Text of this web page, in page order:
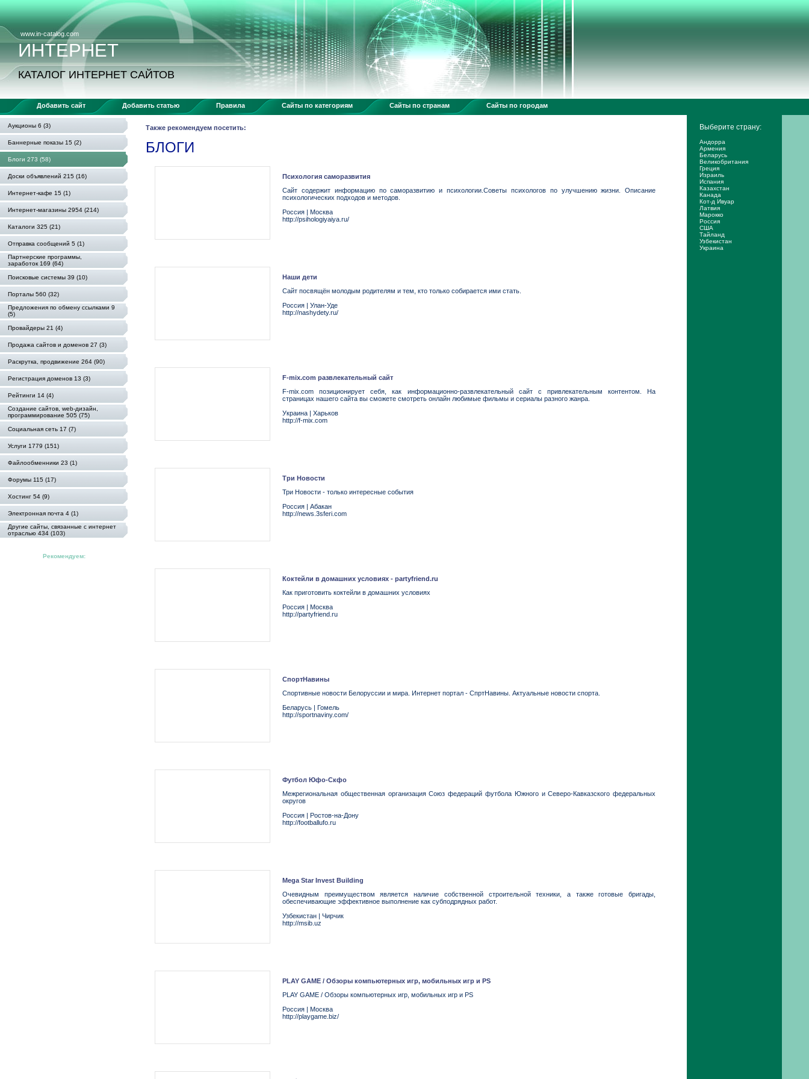
www.in-catalog.com
ИНТЕРНЕТ
КАТАЛОГ ИНТЕРНЕТ САЙТОВ
Добавить сайт Добавить статью Правила Сайты по категориям Сайты по странам Сайты по городам
Аукционы 6 (3)
Баннерные показы 15 (2)
Блоги 273 (58)
Доски объявлений 215 (16)
Интернет-кафе 15 (1)
Интернет-магазины 2954 (214)
Каталоги 325 (21)
Отправка сообщений 5 (1)
Партнерские программы,
заработок 169 (64)
Поисковые системы 39 (10)
Порталы 560 (32)
Предложения по обмену ссылками 9
(5)
Провайдеры 21 (4)
Продажа сайтов и доменов 27 (3)
Раскрутка, продвижение 264 (90)
Регистрация доменов 13 (3)
Рейтинги 14 (4)
Создание сайтов, web-дизайн,
программирование 505 (75)
Социальная сеть 17 (7)
Услуги 1779 (151)
Файлообменники 23 (1)
Форумы 115 (17)
Хостинг 54 (9)
Электронная почта 4 (1)
Другие сайты, связанные с интернет
отраслью 434 (103)
Рекомендуем:
Также рекомендуем посетить:
БЛОГИ
Психология саморазвития
Сайт содержит информацию по саморазвитию и психологии.Советы психологов по улучшению жизни. Описание
психологических подходов и методов.
Россия | Москва
http://psihologiyaiya.ru/
Наши дети
Сайт посвящён молодым родителям и тем, кто только собирается ими стать.
Россия | Улан-Уде
http://nashydety.ru/
F-mix.com развлекательный сайт
F-mix.com позиционирует себя, как информационно-развлекательный сайт с привлекательным контентом. На
страницах нашего сайта вы сможете смотреть онлайн любимые фильмы и сериалы разного жанра.
Украина | Харьков
http://f-mix.com
Три Новости
Три Новости - только интересные события
Россия | Абакан
http://news.3sferi.com
Коктейли в домашних условиях - partyfriend.ru
Как приготовить коктейли в домашних условиях
Россия | Москва
http://partyfriend.ru
СпортНавины
Спортивные новости Белоруссии и мира. Интернет портал - СпртНавины. Актуальные новости спорта.
Беларусь | Гомель
http://sportnaviny.com/
Футбол Юфо-Скфо
Межрегиональная общественная организация Союз федераций футбола Южного и Северо-Кавказского федеральных
округов
Россия | Ростов-на-Дону
http://footballufo.ru
Mega Star Invest Building
Очевидным преимуществом является наличие собственной строительной техники, а также готовые бригады,
обеспечивающие эффективное выполнение как субподрядных работ.
Узбекистан | Чирчик
http://msib.uz
PLAY GAME / Обзоры компьютерных игр, мобильных игр и PS
PLAY GAME / Обзоры компьютерных игр, мобильных игр и PS
Россия | Москва
http://playgame.biz/
Выберите страну:
Андорра
Армения
Беларусь
Великобритания
Греция
Израиль
Испания
Казахстан
Канада
Кот-д Ивуар
Латвия
Марокко
Россия
США
Тайланд
Узбекистан
Украина